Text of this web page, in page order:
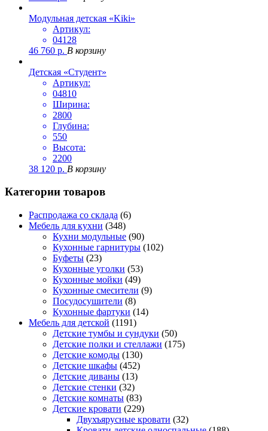
Модульная детская «Kiki»
Артикул:
04128
46 760 р. В корзину
Детская «Студент»
Артикул:
04810
Ширина:
2800
Глубина:
550
Высота:
2200
38 120 р. В корзину
Категории товаров
Распродажа со склада (6)
Мебель для кухни (348)
Кухни модульные (90)
Кухонные гарнитуры (102)
Буфеты (23)
Кухонные уголки (53)
Кухонные мойки (49)
Кухонные смесители (9)
Посудосушители (8)
Кухонные фартуки (14)
Мебель для детской (1191)
Детские тумбы и сундуки (50)
Детские полки и стеллажи (175)
Детские комоды (130)
Детские шкафы (452)
Детские диваны (13)
Детские стенки (32)
Детские комнаты (83)
Детские кровати (229)
Двухъярусные кровати (32)